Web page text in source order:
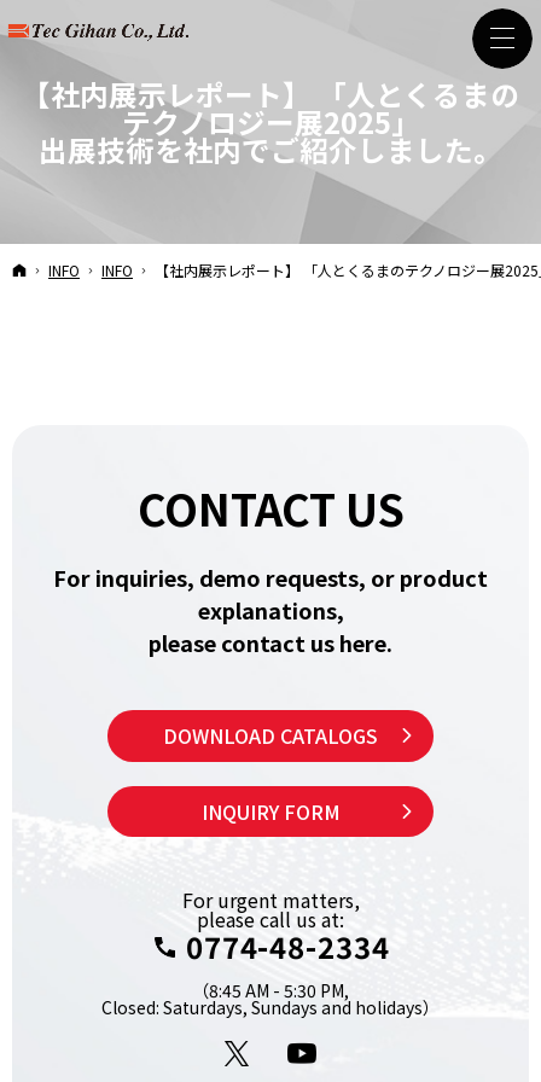
【社内展示レポート】 「人とくるまの
テクノロジー展2025」
出展技術を社内でご紹介しました。
HOME
INFO INFO 【社内展示レポート】 「人とくるまのテクノロジー展
CONTACT US
For inquiries, demo requests, or product
explanations,
please contact us here.
DOWNLOAD CATALOGS
INQUIRY FORM
For urgent matters,
please call us at:
0774-48-2334
（8:45 AM - 5:30 PM,
Closed: Saturdays, Sundays and holidays）
X